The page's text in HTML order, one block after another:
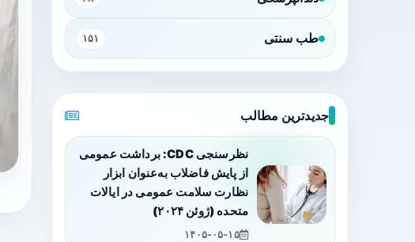
طب سنتی ۱۵۱
جدیدترین مطالب
نظرسنجی CDC: برداشت عمومی
از پایش فاضلاب به‌عنوان ابزار
نظارت سلامت عمومی در ایالات
متحده (ژوئن ۲۰۲۴)
۱۴۰۵-۰۵-۱۵